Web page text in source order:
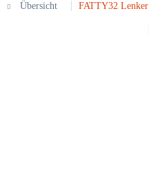
Übersicht FATTY32 Lenker